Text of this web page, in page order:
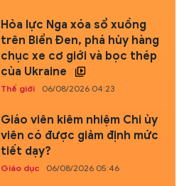
Hỏa lực Nga xóa sổ xuồng
trên Biển Đen, phá hủy hàng
chục xe cơ giới và bọc thép
của Ukraine
Thế giới 06/08/2026 04:23
Giáo viên kiêm nhiệm Chi ủy
viên có được giảm định mức
tiết dạy?
Giáo dục 06/08/2026 05:46